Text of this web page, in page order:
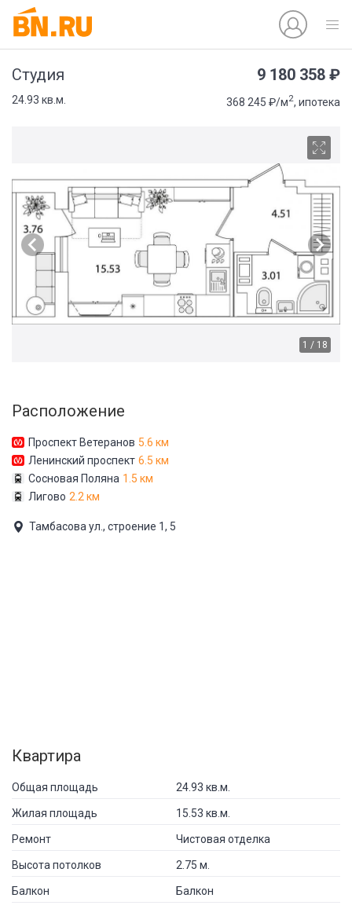
Студия 9 180 358 ₽
24.93 кв.м. 368 245 ₽/м2, ипотека
1 / 18
Расположение
Проспект Ветеранов 5.6 км
Ленинский проспект 6.5 км
Сосновая Поляна 1.5 км
Лигово 2.2 км
Тамбасова ул., строение 1, 5
Квартира
Общая площадь 24.93 кв.м.
Жилая площадь 15.53 кв.м.
Ремонт Чистовая отделка
Высота потолков 2.75 м.
Балкон Балкон